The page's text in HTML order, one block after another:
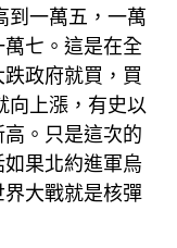
到一萬五，一萬
七。這是在全
政府就買，買
向上漲，有史以
。只是這次的
果北約進軍烏
大戰就是核彈